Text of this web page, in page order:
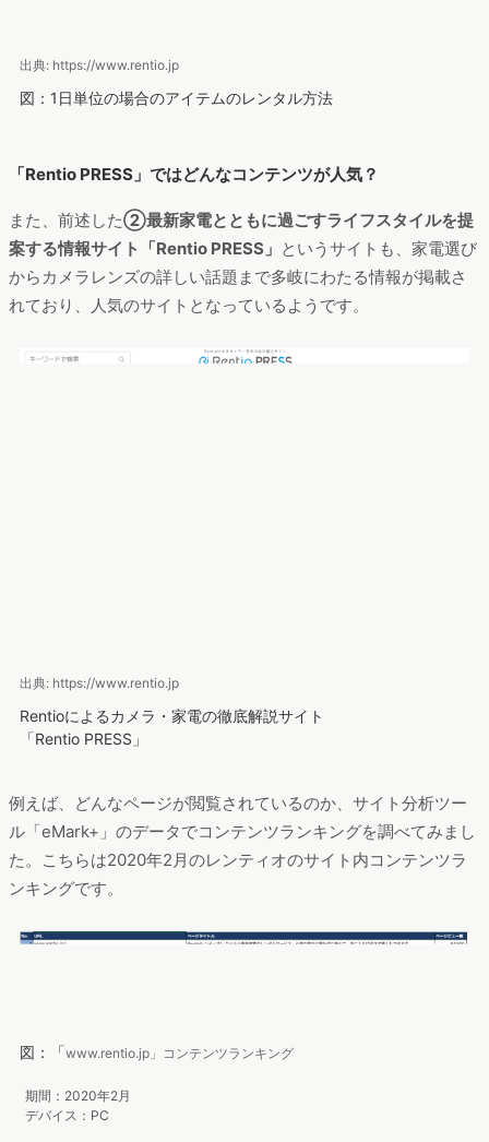
出典: https://www.rentio.jp
図：1日単位の場合のアイテムのレンタル方法
「Rentio PRESS」ではどんなコンテンツが人気？
また、前述した②最新家電とともに過ごすライフスタイルを提
案する情報サイト「Rentio PRESS」 というサイトも、家電選び
からカメラレンズの詳しい話題まで多岐にわたる情報が掲載さ
れており、人気のサイトとなっているようです。
出典: https://www.rentio.jp
Rentioによるカメラ・家電の徹底解説サイト
「Rentio PRESS」
例えば、どんなページが閲覧されているのか、サイト分析ツー
ル「eMark+」のデータでコンテンツランキングを調べてみまし
た。こちらは2020年2月のレンティオのサイト内コンテンツラ
ンキングです。
図：「www.rentio.jp」コンテンツランキング
期間：2020年2月
デバイス：PC